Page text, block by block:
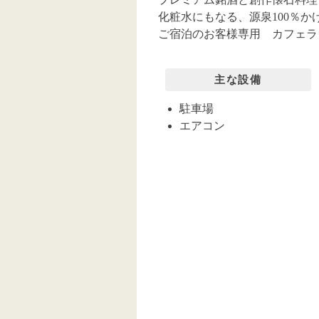
化粧水にもなる、源泉100％か
ご宿泊のお客様専用 カフェ
主な設備
駐車場
エアコン